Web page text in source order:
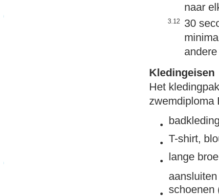
naar
3.12
30
Kledingeisen
Het
zwemdiploma
T-shirt,
lange
schoenen